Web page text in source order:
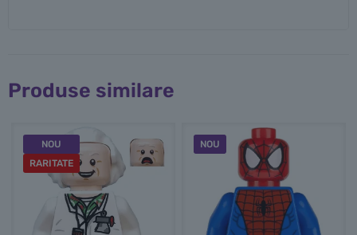
Produse similare
NOU
RARITATE
NOU